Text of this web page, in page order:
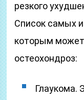
резкого
Список самых
которым
остеохондроз:
Глаукома.